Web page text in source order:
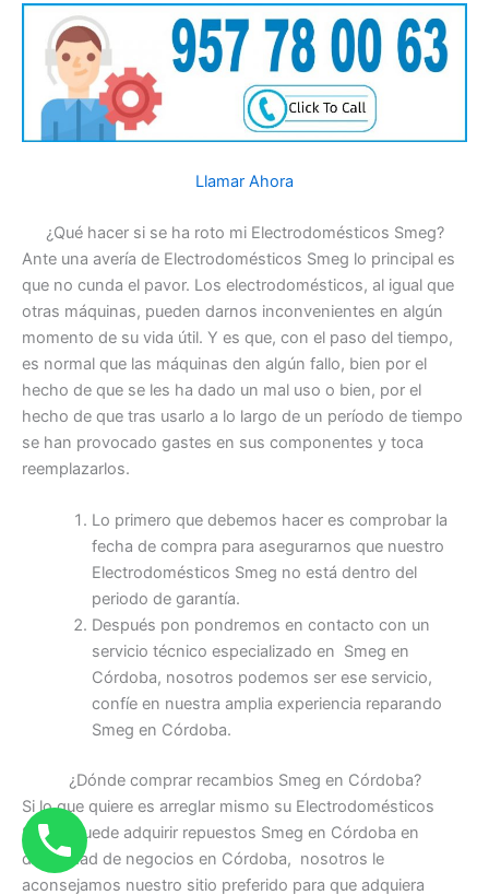
Llamar Ahora
¿Qué hacer si se ha roto mi Electrodomésticos Smeg?
Ante una avería de Electrodomésticos Smeg lo principal es
que no cunda el pavor. Los electrodomésticos, al igual que
otras máquinas, pueden darnos inconvenientes en algún
momento de su vida útil. Y es que, con el paso del tiempo,
es normal que las máquinas den algún fallo, bien por el
hecho de que se les ha dado un mal uso o bien, por el
hecho de que tras usarlo a lo largo de un período de tiempo
se han provocado gastes en sus componentes y toca
reemplazarlos.
Lo primero que debemos hacer es comprobar la
fecha de compra para asegurarnos que nuestro
Electrodomésticos Smeg no está dentro del
periodo de garantía.
Después pon pondremos en contacto con un
servicio técnico especializado en Smeg en
Córdoba, nosotros podemos ser ese servicio,
confíe en nuestra amplia experiencia reparando
Smeg en Córdoba.
¿Dónde comprar recambios Smeg en Córdoba?
Si lo que quiere es arreglar mismo su Electrodomésticos
Smeg, puede adquirir repuestos Smeg en Córdoba en
diversidad de negocios en Córdoba, nosotros le
aconsejamos nuestro sitio preferido para que adquiera